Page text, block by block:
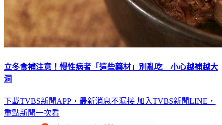
立冬食補注意！慢性病者「這些藥材」別亂吃 小心越補越大
洞
下載TVBS新聞APP，最新消息不漏接 加入TVBS新聞LINE，
重點新聞一次看